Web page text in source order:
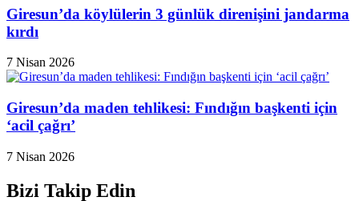
Giresun’da köylülerin 3 günlük direnişini jandarma
kırdı
7 Nisan 2026
Giresun’da maden tehlikesi: Fındığın başkenti için
‘acil çağrı’
7 Nisan 2026
Bizi Takip Edin